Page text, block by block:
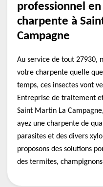
professionnel
charpente à
Campagne
Au service de tout
votre charpente quelle
temps, ces insectes vont
Entreprise de traitement
Saint Martin La
ayez une charpente de
parasites et des divers
proposons des solutions
des termites,